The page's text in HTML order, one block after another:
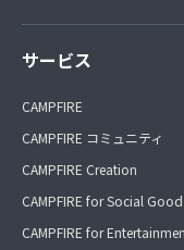
サービス
CAMPFIRE
CAMPFIRE コミュニティ
CAMPFIRE Creation
CAMPFIRE for Social Good
CAMPFIRE for